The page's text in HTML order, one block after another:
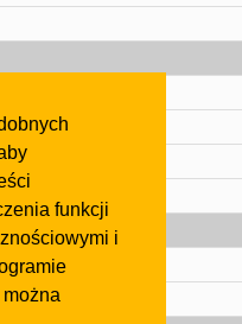
funkcji
i
można